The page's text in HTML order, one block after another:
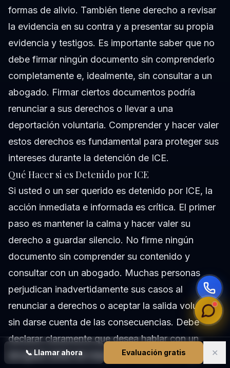
📞Llamar ahora Evaluación gratis ✕
formas de alivio. También tiene derecho a revisar
la evidencia en su contra y a presentar su propia
evidencia y testigos. Es importante saber que no
debe firmar ningún documento sin comprenderlo
completamente e, idealmente, sin consultar a un
abogado. Firmar ciertos documentos podría
renunciar a sus derechos o llevar a una
deportación voluntaria. Comprender y hacer valer
estos derechos es fundamental para proteger sus
intereses durante la detención de ICE.
Qué Hacer si es Detenido por ICE
Si usted o un ser querido es detenido por ICE, la
acción inmediata e informada es crítica. El primer
paso es mantener la calma y hacer valer su
derecho a guardar silencio. No firme ningún
documento sin comprender su contenido y
consultar con un abogado. Muchas personas
perjudican inadvertidamente sus casos al
renunciar a derechos o aceptar la salida voluntaria
sin darse cuenta de las consecuencias. Debe
declarar claramente que desea hablar con un
abogado antes de responder cualquier pregunta